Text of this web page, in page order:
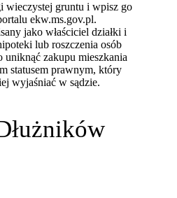
wieczystej gruntu i wpisz go
ekw.ms.gov.pl.
jako właściciel działki i
lub roszczenia osób
zakupu mieszkania
statusem prawnym, który
wyjaśniać w sądzie.